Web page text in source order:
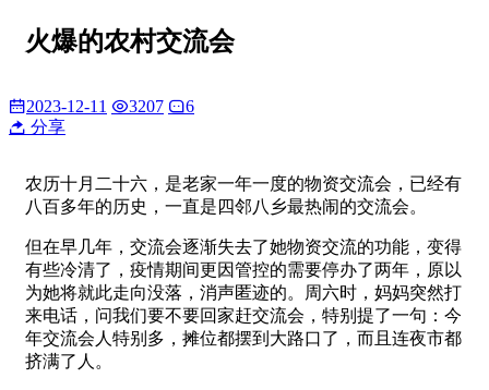
火爆的农村交流会
2023-12-11 3207
6
分享
农历十月二十六，是老家一年一度的物资交流会，已经有
八百多年的历史，一直是四邻八乡最热闹的交流会。
但在早几年，交流会逐渐失去了她物资交流的功能，变得
有些冷清了，疫情期间更因管控的需要停办了两年，原以
为她将就此走向没落，消声匿迹的。周六时，妈妈突然打
来电话，问我们要不要回家赶交流会，特别提了一句：今
年交流会人特别多，摊位都摆到大路口了，而且连夜市都
挤满了人。